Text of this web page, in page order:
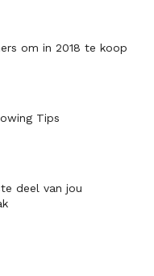
om in 2018 te koop
Tips
deel van jou